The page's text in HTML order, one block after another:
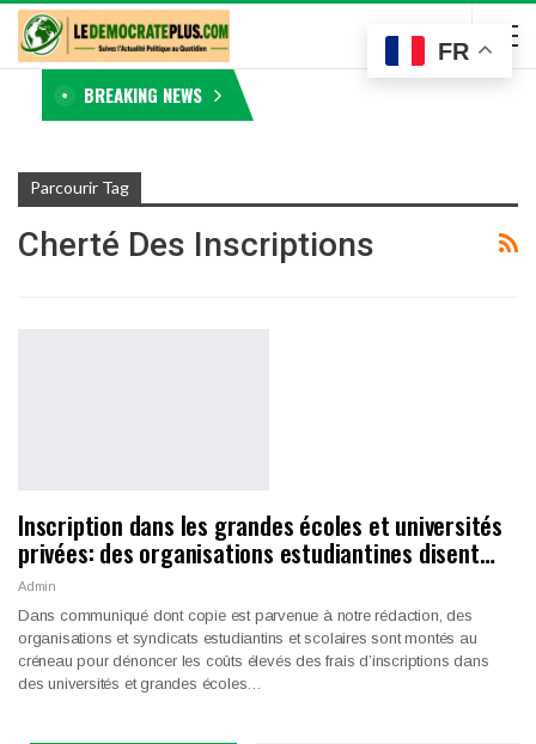
BREAKING NEWS
Parcourir Tag
Cherté Des Inscriptions
Inscription dans les grandes écoles et universités
privées: des organisations estudiantines disent…
Admin
Dans communiqué dont copie est parvenue à notre rédaction, des
organisations et syndicats estudiantins et scolaires sont montés au
créneau pour dénoncer les coûts élevés des frais d’inscriptions dans
des universités et grandes écoles…
FR